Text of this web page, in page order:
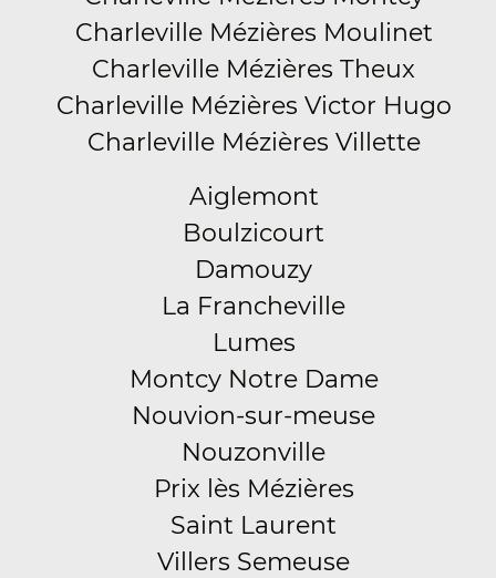
Charleville Mézières Moulinet
Charleville Mézières Theux
Charleville Mézières Victor Hugo
Charleville Mézières Villette
Aiglemont
Boulzicourt
Damouzy
La Francheville
Lumes
Montcy Notre Dame
Nouvion-sur-meuse
Nouzonville
Prix lès Mézières
Saint Laurent
Villers Semeuse